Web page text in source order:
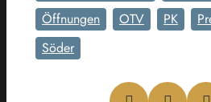
Öffnungen
OTV PK
Söder